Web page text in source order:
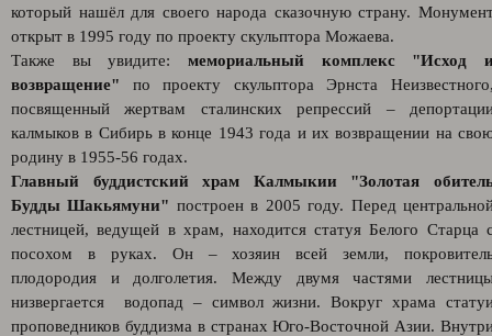
который нашёл для своего народа сказочную страну.
открыт в 1995 году по проекту скульптора Можаева.
Также вы увидите: мемориальный комплекс "Исход
возвращение" по проекту скульптора Эрнста
посвященный жертвам сталинских репрессий –
калмыков в Сибирь в конце 1943 года и их возвращении на
родину в 1955-56 годах.
Главный буддистский храм Калмыкии "Золотая
Будды Шакьямуни" построен в 2005 году. Перед
лестницей, ведущей в храм, находится статуя Белого Старца
посохом в руках. Он – хозяин всей земли,
плодородия и долголетия. Между двумя частями
низвергается водопад – символ жизни. Вокруг храма
проповедников буддизма в странах Юго-Восточной Азии.